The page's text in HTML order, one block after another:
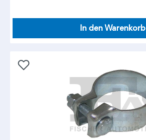
In den Warenkorb